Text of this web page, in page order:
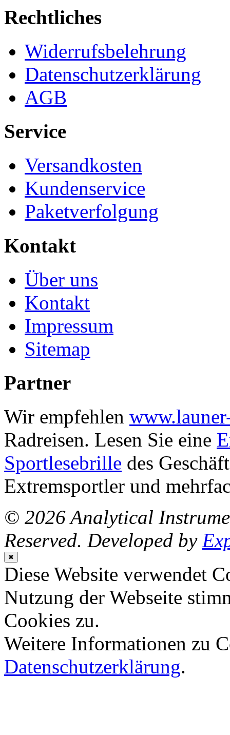
Rechtliches
Widerrufsbelehrung
Datenschutzerklärung
AGB
Service
Versandkosten
Kundenservice
Paketverfolgung
Kontakt
Über uns
Kontakt
Impressum
Sitemap
Partner
Wir empfehlen
Radreisen. Lesen Sie eine
Sportlesebrille des
Extremsportler und
© 2026 Analytical
Reserved. Developed by
✖
Diese Website verwendet
Nutzung der Webseite
Cookies zu.
Weitere Informationen zu
Datenschutzerklärung.